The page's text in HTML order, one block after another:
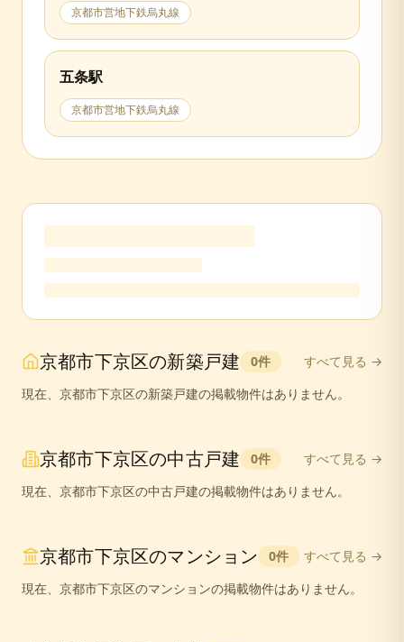
京都市営地下鉄烏丸線
五条駅
京都市営地下鉄烏丸線
京都市下京区の新築戸建 0件
すべて見る →
現在、 京都市下京区の新築戸建の掲載物件はありません。
京都市下京区の中古戸建 0件
すべて見る →
現在、 京都市下京区の中古戸建の掲載物件はありません。
京都市下京区のマンション 0件
すべて見る →
現在、 京都市下京区のマンションの掲載物件はありません。